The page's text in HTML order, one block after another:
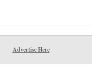
Advertise Here